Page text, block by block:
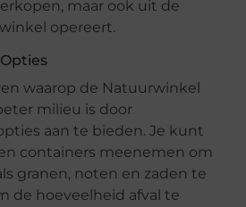
maar ook uit de
opereert.
waarop de Natuurwinkel
milieu is door
aan te bieden. Je kunt
containers meenemen om
granen, noten en zaden te
de hoeveelheid afval te